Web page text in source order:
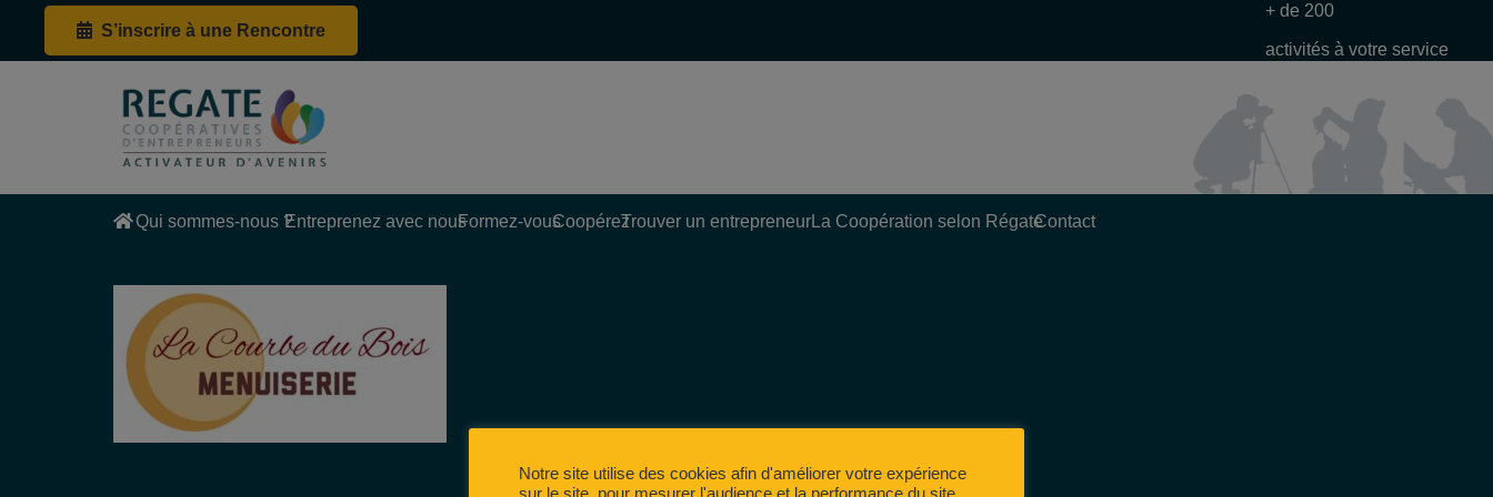
S’inscrire à une Rencontre
+ de 200
activités à votre service
Qui sommes-nous ?Entreprenez avec nousFormez-vousCoopérezTrouver un entrepreneurLa Coopération selon RégateContact
Notre site utilise des cookies afin d'améliorer votre expérience
sur le site, pour mesurer l'audience et la performance du site,